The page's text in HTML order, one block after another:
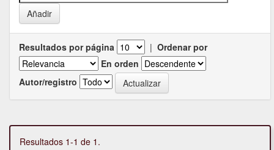
Resultados por página | Ordenar por
En orden
Autor/registro
Resultados 1-1 de 1.